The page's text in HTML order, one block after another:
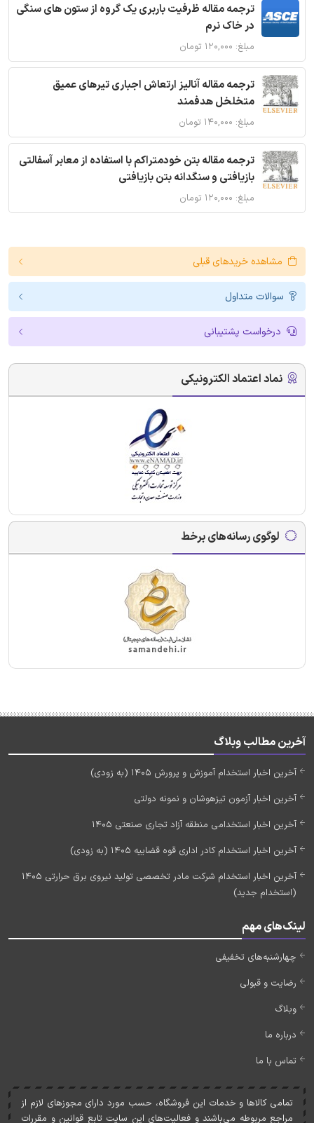
ترجمه مقاله ظرفیت باربری یک گروه از ستون های سنگی
در خاک نرم
مبلغ: ۱۲۰,۰۰۰ تومان
ترجمه مقاله آنالیز ارتعاش اجباری تیرهای عمیق
متخلخل هدفمند
مبلغ: ۱۴۰,۰۰۰ تومان
ترجمه مقاله بتن خودمتراکم با استفاده از معابر آسفالتی
بازیافتی و سنگدانه بتن بازیافتی
مبلغ: ۱۲۰,۰۰۰ تومان
مشاهده خریدهای قبلی
سوالات متداول
درخواست پشتیبانی
نماد اعتماد الکترونیکی
لوگوی رسانه‌های برخط
آخرین مطالب وبلاگ
آخرین اخبار استخدام آموزش و پرورش 1405 (به زودی)
آخرین اخبار آزمون تیزهوشان و نمونه دولتی
آخرین اخبار استخدامی منطقه آزاد تجاری صنعتی 1405
آخرین اخبار استخدام کادر اداری قوه قضاییه 1405 (به زودی)
آخرین اخبار استخدام شرکت مادر تخصصی تولید نیروی برق حرارتی 1405
(استخدام جدید)
لینک‌های مهم
چهارشنبه‌های تخفیفی
رضایت و قبولی
وبلاگ
درباره ما
تماس با ما
تمامی کالاها و خدمات اين فروشگاه، حسب مورد دارای مجوزهای لازم از
مراجع مربوطه می‌باشند و فعاليت‌های اين سايت تابع قوانين و مقررات